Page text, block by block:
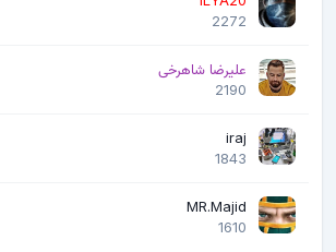
2272
علیرضا شاهرخی
2190
iraj
1843
MR.Majid
1610